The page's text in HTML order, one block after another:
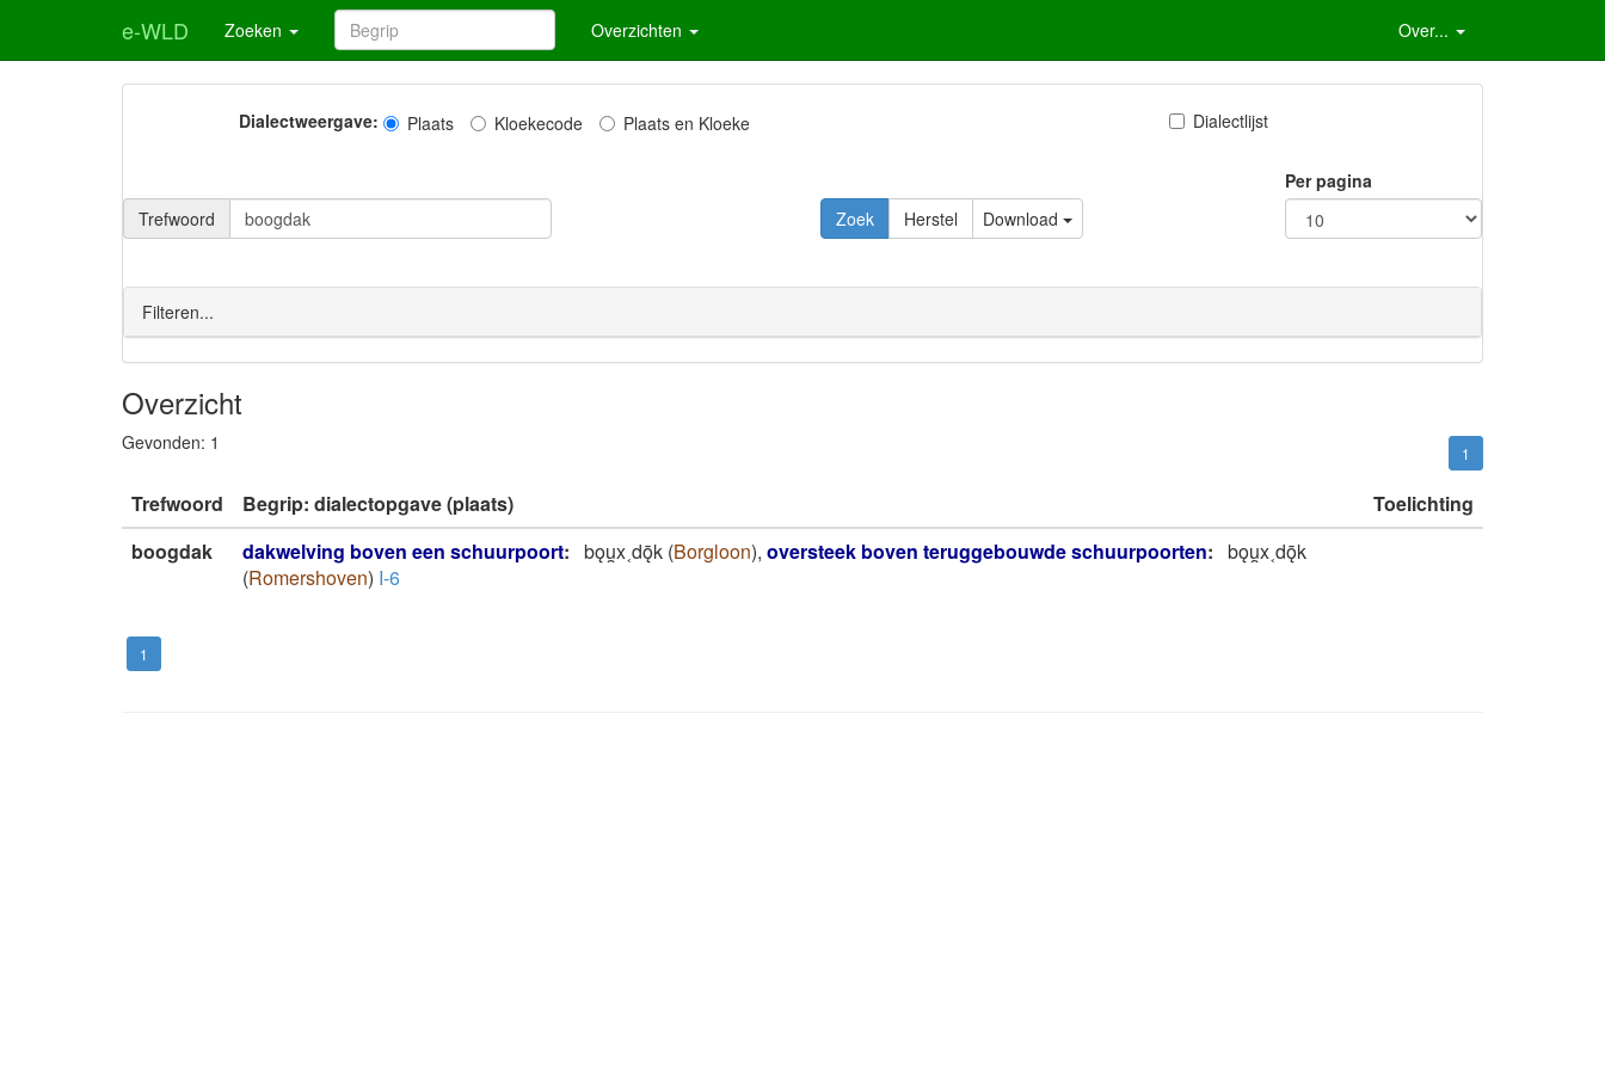
e-WLD Zoeken Overzichten Over...
Dialectweergave: Plaats Kloekecode Plaats en Kloeke Dialectlijst
Trefwoord Download
Per pagina
Filteren...
Overzicht
Gevonden: 1 1
Trefwoord Begrip: dialectopgave (plaats)
Toelichting
boogdak
dakwelving boven een schuurpoort: bǫu̯x˱dǭk (Borgloon), oversteek boven teruggebouwde schuurpoorten: bǫu̯x˱dǭk
(Romershoven) I-6
1